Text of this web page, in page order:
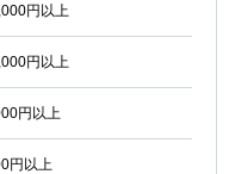
円以上
円以上
円以上
円以上